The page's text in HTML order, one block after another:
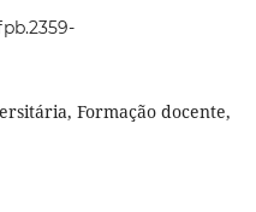
Formação docente,